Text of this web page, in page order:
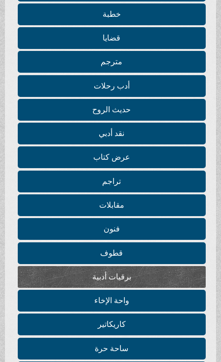
خطبة
قضايا
مترجم
أدب رحلات
حديث الروح
نقد أدبي
عرض كتاب
تراجم
مقابلات
فنون
قطوف
برقيات أدبية
واحة الإخاء
كاريكاتير
ساحة حرة